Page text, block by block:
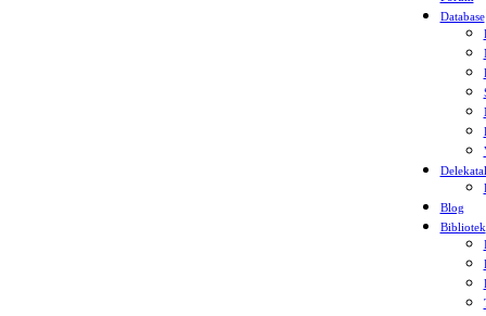
Database
Blog
Bibliotek